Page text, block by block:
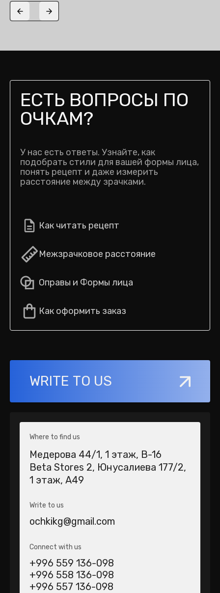
Previous slide
Next slide
ЕСТЬ ВОПРОСЫ ПО
ОЧКАМ?
У нас есть ответы. Узнайте, как
подобрать стили для вашей формы лица,
понять рецепт и даже измерить
расстояние между зрачками.
Как читать рецепт
Межзрачковое расстояние
Оправы и Формы лица
Как оформить заказ
WRITE TO US
Where to find us
Медерова 44/1​, 1 этаж, В-16
Beta Stores 2​, Юнусалиева 177/2,
1 этаж, А49
Write to us
ochkikg@gmail.com
Connect with us
+996 559 136-098
+996 558 136-098
+996 557 136-098